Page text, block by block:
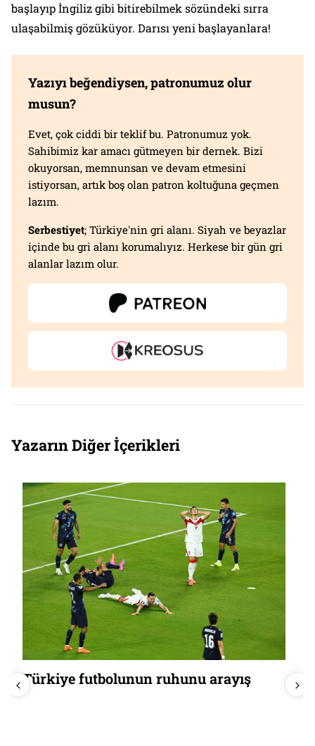
başlayıp İngiliz gibi bitirebilmek sözündeki sırra
ulaşabilmiş gözüküyor. Darısı yeni başlayanlara!
Yazıyı beğendiysen, patronumuz olur
musun?
Evet, çok ciddi bir teklif bu. Patronumuz yok.
Sahibimiz kar amacı gütmeyen bir dernek. Bizi
okuyorsan, memnunsan ve devam etmesini
istiyorsan, artık boş olan patron koltuğuna geçmen
lazım.
Serbestiyet; Türkiye'nin gri alanı. Siyah ve beyazlar
içinde bu gri alanı korumalıyız. Herkese bir gün gri
alanlar lazım olur.
Yazarın Diğer İçerikleri
Türkiye futbolunun ruhunu arayış